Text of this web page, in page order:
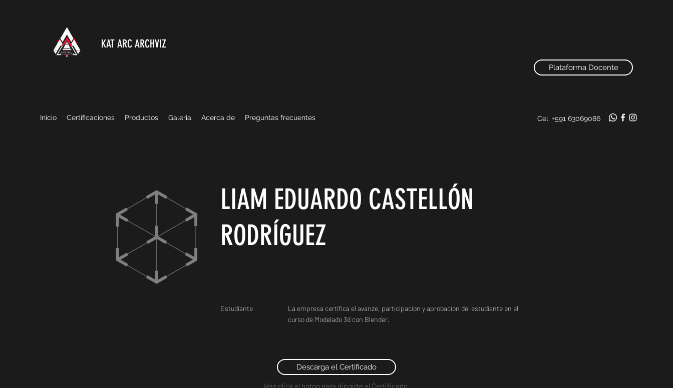
KAT ARC ARCHVIZ
Plataforma Docente
Inicio Certificaciones Productos Galeria Acerca de Preguntas frecuentes Cel. +591 63069086
LIAM EDUARDO CASTELLÓN
RODRÍGUEZ
Estudiante
La empresa certifica el avanze, participacion y aprobacion del estudiante en el
curso de Modelado 3d con Blender.
Descarga el Certificado
Haz click al boton para dirigirte al Certificado.